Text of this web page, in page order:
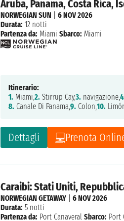
Aruba, Panama, Costa Rica,
Dettagli Prenota
NORWEGIAN SUN |6 NOV 2026
Durata: 12 notti
Partenza da: Miami Sbarco: Miami
Itinerario:
1. Miami,2. Stirrup Cay,3. navigazione,
8. Canale Di Panama,9. Colon,10.
Caraibi: Stati Uniti,
NORWEGIAN GETAWAY |6 NOV 2026
Durata: 5 notti
Partenza da: Port Canaveral Sbarco: Port